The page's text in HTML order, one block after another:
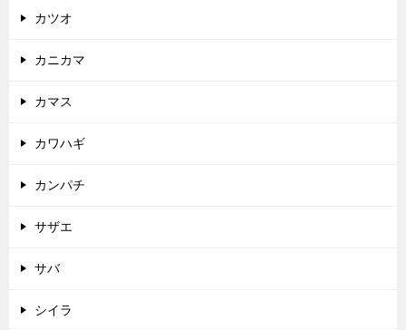
カツオ
カニカマ
カマス
カワハギ
カンパチ
サザエ
サバ
シイラ